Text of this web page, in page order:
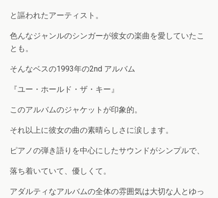
と謳われたアーティスト。
色んなジャンルのシンガーが彼女の楽曲を愛していたこ
とも。
そんなベスの1993年の2nd アルバム
『ユー・ホールド・ザ・キー』
このアルバムのジャケットが印象的。
それ以上に彼女の曲の素晴らしさに涙します。
ピアノの弾き語りを中心にしたサウンドがシンプルで、
落ち着いていて、優しくて。
アダルティなアルバムの全体の雰囲気は大切な人とゆっ